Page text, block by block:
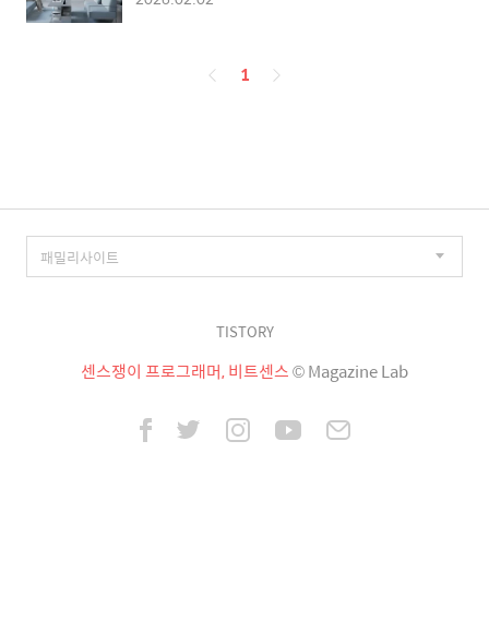
페
1
TISTORY
센스쟁이 프로그래머, 비트센스© Magazine Lab